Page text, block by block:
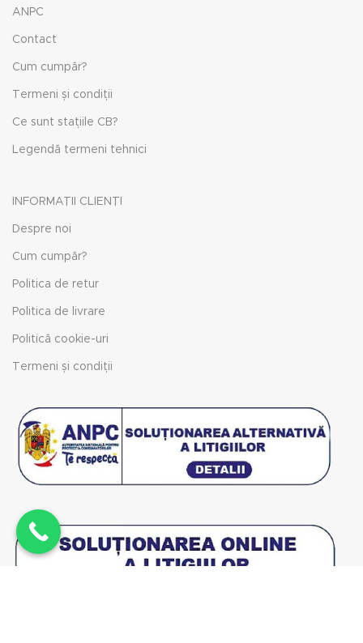
ANPC
Contact
Cum cumpăr?
Termeni și condiții
Ce sunt stațiile CB?
Legendă termeni tehnici
INFORMAȚII CLIENȚI
Despre noi
Cum cumpăr?
Politica de retur
Politica de livrare
Politică cookie-uri
Termeni și condiții